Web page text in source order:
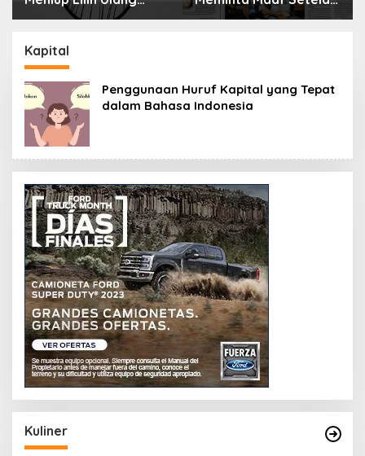
Tahun Bisa Berbahaya
Menyimpan Rahasia
Kapital
Penggunaan Huruf Kapital yang Tepat
dalam Bahasa Indonesia
Kuliner